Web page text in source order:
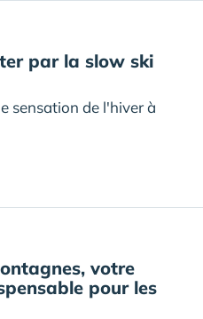
par la slow ski
sensation de l'hiver à
votre
pour les